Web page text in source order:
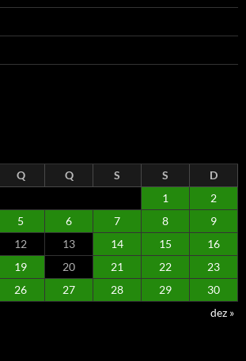
Q Q S S
D
1
2
5 6 7 8
9
12 13 14 15
16
19 20 21 22
23
26 27 28 29
30
dez »